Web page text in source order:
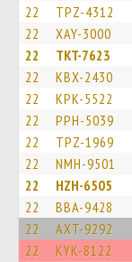
22 TPZ-4312
22 XAY-3000
22 TKT-7623
22 KBX-2430
22 KPK-5522
22 PPH-5039
22 TPZ-1969
22 NMH-9501
22 HZH-6505
22 BBA-9428
22 AXT-9292
22 KYK-8122